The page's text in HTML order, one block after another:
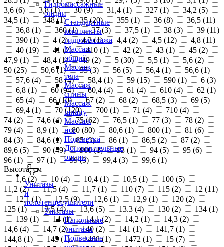
Гидромассажные
опции
Стандартные
комплекты
гидромассажа
Массаж
общий
Массаж
тела
Массаж
спины
Массаж
шиацу
Массаж
ног
Подсветка
Дополнительные
опции
Унитазы
и
полотенцесушители
Унитазы
Напольные
унитазы
Подвесные
3,6 (6) 3,8 (1) 30 (9) 31,4 (1) 327 (1) 34,2 (5)
34,5 (1) 348 (1) 35 (20) 355 (1) 36 (8) 36,5 (11)
36,8 (1) 360 (1) 37 (3) 37,5 (1) 38 (3) 39 (11)
390 (1) 4 (2) 4,2 (1) 4,4 (2) 4,5 (12) 4,8 (11)
40 (19) 41 (2) 410 (1) 42 (2) 43 (1) 45 (2)
47,9 (1) 48,4 (1) 49 (2) 5 (30) 5,5 (1) 5,6 (2)
50 (25) 50,6 (1) 55 (3) 56 (5) 56,4 (1) 56,6 (1)
57,6 (4) 58 (4) 58,4 (1) 59 (15) 590 (1) 6 (3)
6,8 (1) 60 (94) 60,4 (4) 61 (4) 610 (4) 62 (1)
65 (4) 66 (10) 67 (2) 68 (2) 68,5 (3) 69 (5)
69,4 (1) 70 (120) 700 (1) 71 (4) 710 (4)
74 (2) 74,6 (4) 75 (62) 76,5 (1) 77 (3) 78 (2)
79 (4) 8,9 (1) 80 (80) 80,6 (1) 800 (1) 81 (6)
84 (3) 84,6 (1) 85 (3) 86 (1) 86,5 (2) 87 (2)
89,6 (5) 90 (49) 900 (1) 93 (1) 94 (5) 95 (6)
96 (1) 97 (1) 99 (3) 99,4 (3) 99,6 (1)
Высота, см
1,6 (2) 10 (4) 10,4 (1) 10,5 (1) 100 (5)
11,2 (2) 11,5 (4) 11,7 (1) 110 (7) 115 (2) 12 (11)
12,1 (1) 12,5 (9) 12,6 (1) 12,9 (1) 120 (2)
125 (1) 13,5 (4) 13,6 (5) 13.3 (4) 130 (2) 134 (1)
139 (1) 14 (1) 14,1 (2) 14,2 (1) 14,3 (2)
14,6 (4) 14,7 (2) 140 (2) 141 (1) 141,7 (1)
144,8 (1) 145 (1) 1468 (1) 1472 (1) 15 (7)